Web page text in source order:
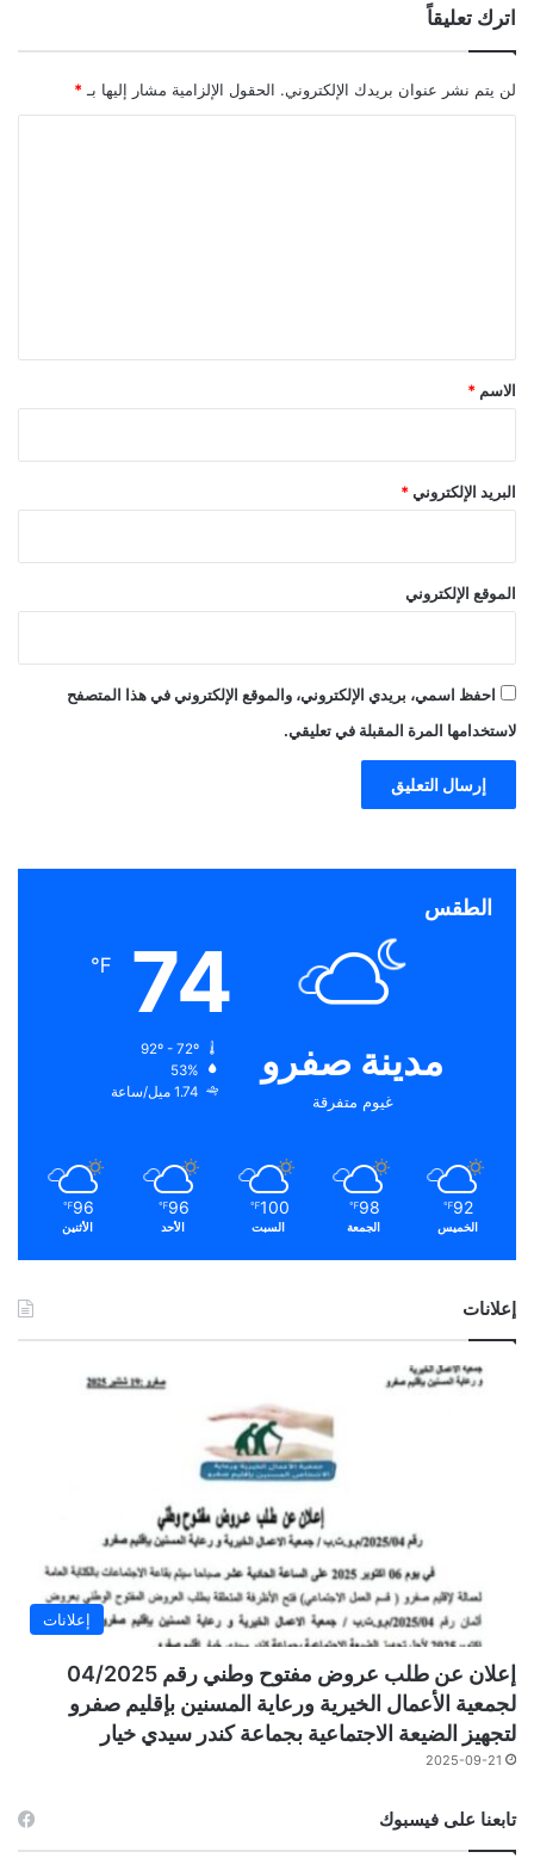
اترك تعليقاً
لن يتم نشر عنوان بريدك الإلكتروني. الحقول الإلزامية مشار إليها بـ *
*
الاسم *
البريد الإلكتروني *
الموقع الإلكتروني
احفظ اسمي، بريدي الإلكتروني، والموقع الإلكتروني في هذا المتصفح
لاستخدامها المرة المقبلة في تعليقي.
الطقس
مدينة صفرو
غيوم متفرقة
74
℉
53%
1.74 ميل/ساعة
92
℉
الخميس
98
℉
الجمعة
100
℉
السبت
96
℉
الأحد
96
℉
الأثنين
إعلانات
إعلانات
إعلان عن طلب عروض مفتوح وطني رقم 04/2025
لجمعية الأعمال الخيرية ورعاية المسنين بإقليم صفرو
لتجهيز الضيعة الاجتماعية بجماعة كندر سيدي خيار
2025-09-21
تابعنا على فيسبوك